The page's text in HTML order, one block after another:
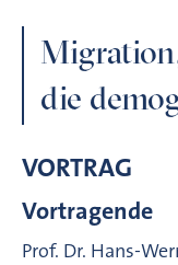
die
VORTRAG
Vortragende
Prof. Dr. Hans-